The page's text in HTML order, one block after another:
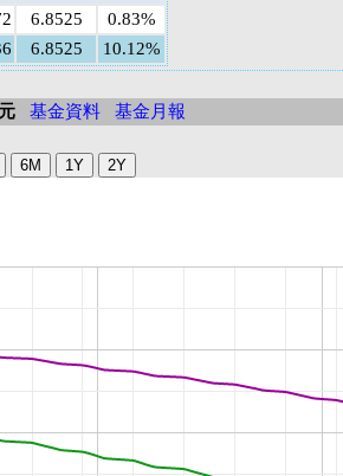
6.8525
0.83%
6.8525 10.12%
基金資料 基金月報